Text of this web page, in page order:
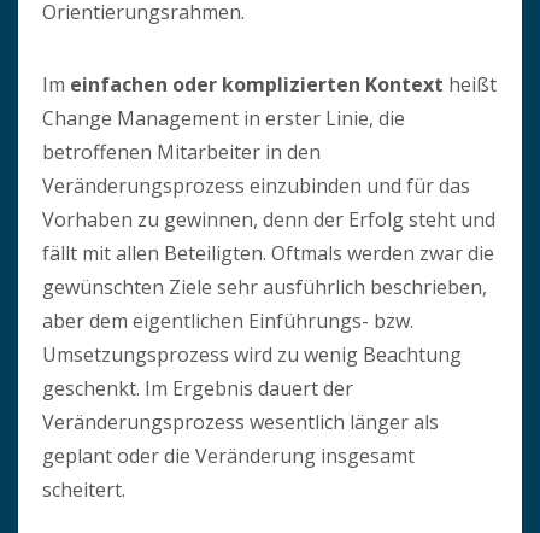
Orientierungsrahmen.
Im einfachen oder komplizierten Kontext heißt
Change Management in erster Linie, die
betroffenen Mitarbeiter in den
Veränderungsprozess einzubinden und für das
Vorhaben zu gewinnen, denn der Erfolg steht und
fällt mit allen Beteiligten. Oftmals werden zwar die
gewünschten Ziele sehr ausführlich beschrieben,
aber dem eigentlichen Einführungs- bzw.
Umsetzungsprozess wird zu wenig Beachtung
geschenkt. Im Ergebnis dauert der
Veränderungsprozess wesentlich länger als
geplant oder die Veränderung insgesamt
scheitert.